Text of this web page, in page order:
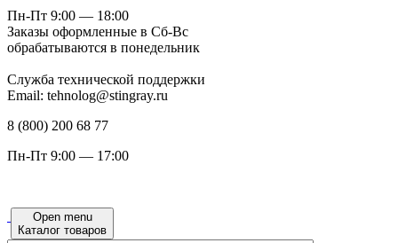
Пн-Пт 9:00 — 18:00
Заказы оформленные в Сб-Вс
обрабатываются в понедельник
Служба технической поддержки
Email: tehnolog@stingray.ru
8 (800) 200 68 77
Пн-Пт 9:00 — 17:00
Open menu
Каталог товаров